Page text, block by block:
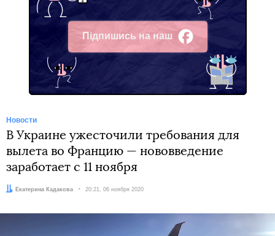
Підпишись на наш
Facebook
Новости
В Украине ужесточили требования для
вылета во Францию — нововведение
заработает с 11 ноября
Автор:Екатерина Кадакова Дата:
20:21, 06 ноября 2020